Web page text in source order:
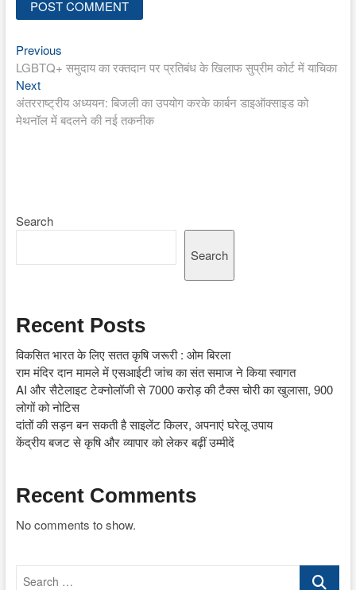
Post
navigation
PreviousPrevious
post:
LGBTQ+ समुदाय का रक्तदान पर प्रतिबंध के खिलाफ सुप्रीम कोर्ट में याचिका
NextNext
post:
अंतरराष्ट्रीय अध्ययन: बिजली का उपयोग करके कार्बन डाइऑक्साइड को
मेथनॉल में बदलने की नई तकनीक
Search
Search
Recent Posts
विकसित भारत के लिए सतत कृषि जरूरी : ओम बिरला
राम मंदिर दान मामले में एसआईटी जांच का संत समाज ने किया स्वागत
AI और सैटेलाइट टेक्नोलॉजी से 7000 करोड़ की टैक्स चोरी का खुलासा, 900
लोगों को नोटिस
दांतों की सड़न बन सकती है साइलेंट किलर, अपनाएं घरेलू उपाय
केंद्रीय बजट से कृषि और व्यापार को लेकर बढ़ीं उम्मीदें
Recent Comments
No comments to show.
Search